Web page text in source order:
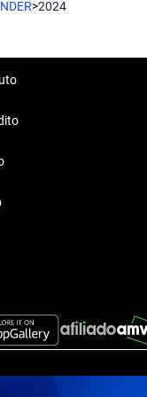
>2024